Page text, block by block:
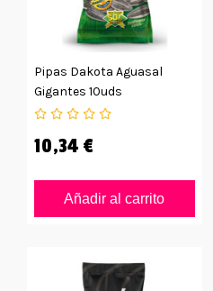
Pipas Dakota Aguasal
Gigantes 10uds
10,34 €
Añadir al carrito